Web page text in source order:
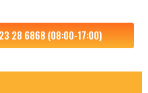
28 6868 (08:00-17:00)